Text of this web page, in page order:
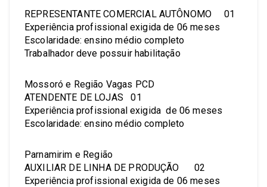
REPRESENTANTE COMERCIAL AUTÔNOMO 01
Experiência profissional exigida de 06 meses
Escolaridade: ensino médio completo
Trabalhador deve possuir habilitação
Mossoró e Região Vagas PCD
ATENDENTE DE LOJAS 01
Experiência profissional exigida de 06 meses
Escolaridade: ensino médio completo
Parnamirim e Região
AUXILIAR DE LINHA DE PRODUÇÃO 02
Experiência profissional exigida de 06 meses